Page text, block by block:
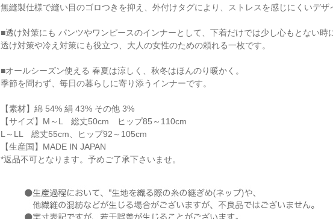
無縫製仕様で縫い目のゴロつきを抑え、外付けタグにより、ストレスを感じにくいデザ
■透け対策にも パンツやワンピースのインナーとして、下着だけでは少し心もとない時
透け対策や冷え対策にも役立つ、大人の女性のための頼れる一枚です。
■オールシーズン使える 春夏は涼しく、秋冬はほんのり暖かく。
季節を問わず、毎日の暮らしに寄り添うインナーです。
【素材】綿 54% 絹 43% その他 3%
【サイズ】M～L 総丈50cm ヒップ85～110cm
L～LL 総丈55cm、ヒップ92～105cm
【生産国】MADE IN JAPAN
*返品不可となります。予めご了承下さいませ。